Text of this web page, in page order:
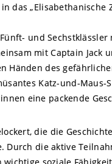
das
und
mit Captain
des
Katz-und-
eine packende
die die
die aktive
soziale